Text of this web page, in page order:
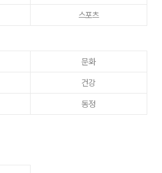
스포츠
문화
건강
동정